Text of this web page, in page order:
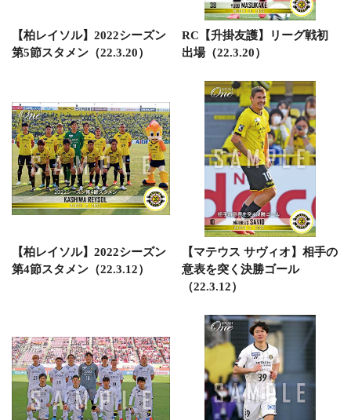
【柏レイソル】2022シーズン
第5節スタメン（22.3.20）
RC【升掛友護】リーグ戦初
出場（22.3.20）
【柏レイソル】2022シーズン
第4節スタメン（22.3.12）
【マテウス サヴィオ】相手の
意表を突く決勝ゴール
（22.3.12）